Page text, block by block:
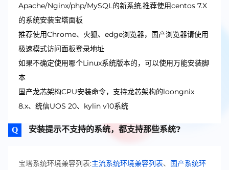
Apache/Nginx/php/MySQL的新系统,推荐使用centos 7.X
的系统安装宝塔面板
推荐使用Chrome、火狐、edge浏览器，国产浏览器请使用
极速模式访问面板登录地址
如果不确定使用哪个Linux系统版本的，可以使用万能安装脚
本
国产龙芯架构CPU安装命令，支持龙芯架构的loongnix
8.x、统信UOS 20、kylin v10系统
安装提示不支持的系统，都支持那些系统?
宝塔系统环境兼容列表:主流系统环境兼容列表、 国产系统环